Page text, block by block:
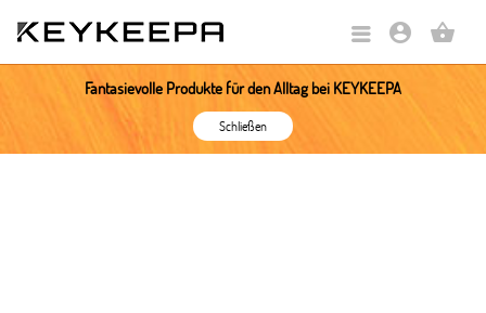
account_circle shopping_basket
Fantasievolle Produkte für den Alltag bei KEYKEEPA
Schließen